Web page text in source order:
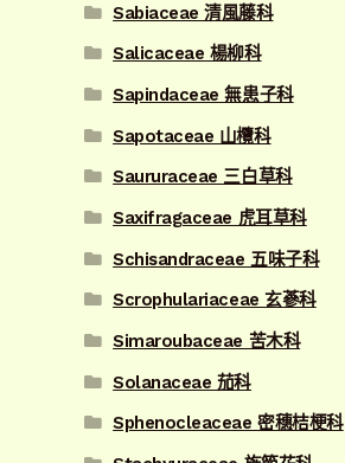
Sabiaceae 清風藤科
Salicaceae 楊柳科
Sapindaceae 無患子科
Sapotaceae 山欖科
Saururaceae 三白草科
Saxifragaceae 虎耳草科
Schisandraceae 五味子科
Scrophulariaceae 玄蔘科
Simaroubaceae 苦木科
Solanaceae 茄科
Sphenocleaceae 密穗桔梗科